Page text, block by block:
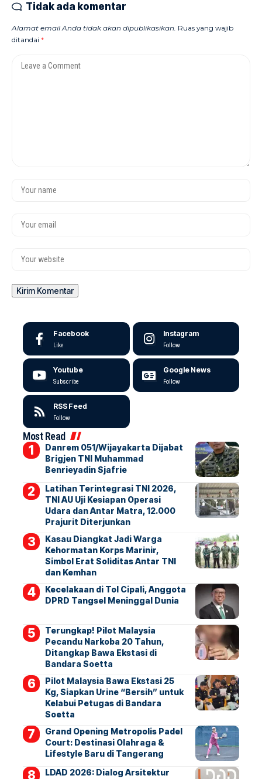
Tidak ada komentar
Alamat email Anda tidak akan dipublikasikan. Ruas yang wajib
ditandai *
Facebook
Like
Instagram
Follow
Youtube
Subscribe
Google News
Follow
RSS Feed
Follow
Most Read
Danrem 051/Wijayakarta Dijabat
Brigjen TNI Muhammad
Benrieyadin Sjafrie
Latihan Terintegrasi TNI 2026,
TNI AU Uji Kesiapan Operasi
Udara dan Antar Matra, 12.000
Prajurit Diterjunkan
Kasau Diangkat Jadi Warga
Kehormatan Korps Marinir,
Simbol Erat Soliditas Antar TNI
dan Kemhan
Kecelakaan di Tol Cipali, Anggota
DPRD Tangsel Meninggal Dunia
Terungkap! Pilot Malaysia
Pecandu Narkoba 20 Tahun,
Ditangkap Bawa Ekstasi di
Bandara Soetta
Pilot Malaysia Bawa Ekstasi 25
Kg, Siapkan Urine “Bersih” untuk
Kelabui Petugas di Bandara
Soetta
Grand Opening Metropolis Padel
Court: Destinasi Olahraga &
Lifestyle Baru di Tangerang
LDAD 2026: Dialog Arsitektur